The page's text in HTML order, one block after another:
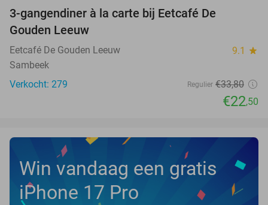
3-gangendiner à la carte bij Eetcafé De
Gouden Leeuw
Eetcafé De Gouden Leeuw 9.1 star
Sambeek
Verkocht: 279
Regulier €33,80
€22,50
Win vandaag een gratis
iPhone 17 Pro